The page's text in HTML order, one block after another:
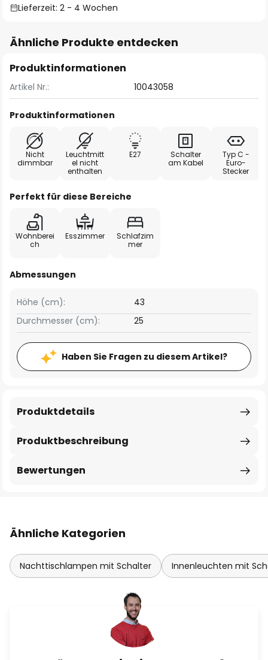
Lieferzeit: 2 - 4 Wochen
Ähnliche Produkte entdecken
Produktinformationen
Artikel Nr.: 10043058
Produktinformationen
Nicht
dimmbar
Leuchtmitt
el nicht
enthalten
E27
Schalter
am Kabel
Typ C -
Euro-
Stecker
Perfekt für diese Bereiche
Wohnberei
ch
Esszimmer
Schlafzim
mer
Abmessungen
Höhe (cm):
43
Durchmesser (cm):
25
Haben Sie Fragen zu diesem Artikel?
Produktbeschreibung
Produktdetails
Bewertungen
Ähnliche Kategorien
Nachttischlampen mit Schalter Innenleuchten mit